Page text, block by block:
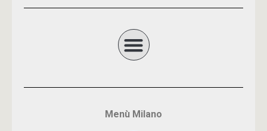
Menù Milano